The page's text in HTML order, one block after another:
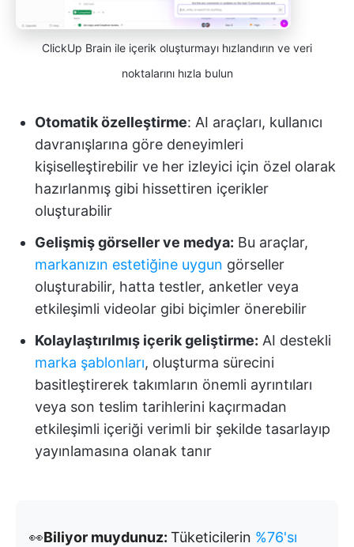
ClickUp Brain ile içerik oluşturmayı hızlandırın ve veri
noktalarını hızla bulun
Otomatik özelleştirme: AI araçları, kullanıcı
davranışlarına göre deneyimleri
kişiselleştirebilir ve her izleyici için özel olarak
hazırlanmış gibi hissettiren içerikler
oluşturabilir
Gelişmiş görseller ve medya: Bu araçlar,
markanızın estetiğine uygun görseller
oluşturabilir, hatta testler, anketler veya
etkileşimli videolar gibi biçimler önerebilir
Kolaylaştırılmış içerik geliştirme: AI destekli
marka şablonları, oluşturma sürecini
basitleştirerek takımların önemli ayrıntıları
veya son teslim tarihlerini kaçırmadan
etkileşimli içeriği verimli bir şekilde tasarlayıp
yayınlamasına olanak tanır
👀Biliyor muydunuz: Tüketicilerin %76'sı